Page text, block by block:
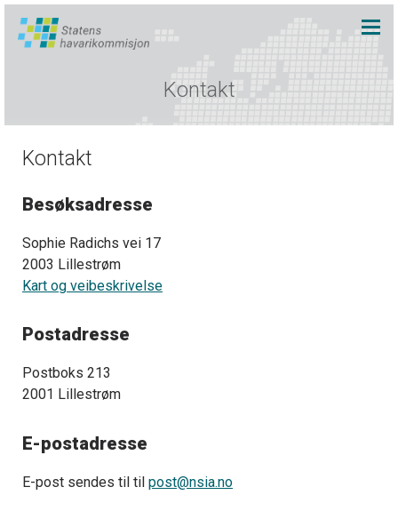
Kontakt
Kontakt
Besøksadresse
Sophie Radichs vei 17
2003 Lillestrøm
Kart og veibeskrivelse
Postadresse
Postboks 213
2001 Lillestrøm
E-postadresse
E-post sendes til til post@nsia.no